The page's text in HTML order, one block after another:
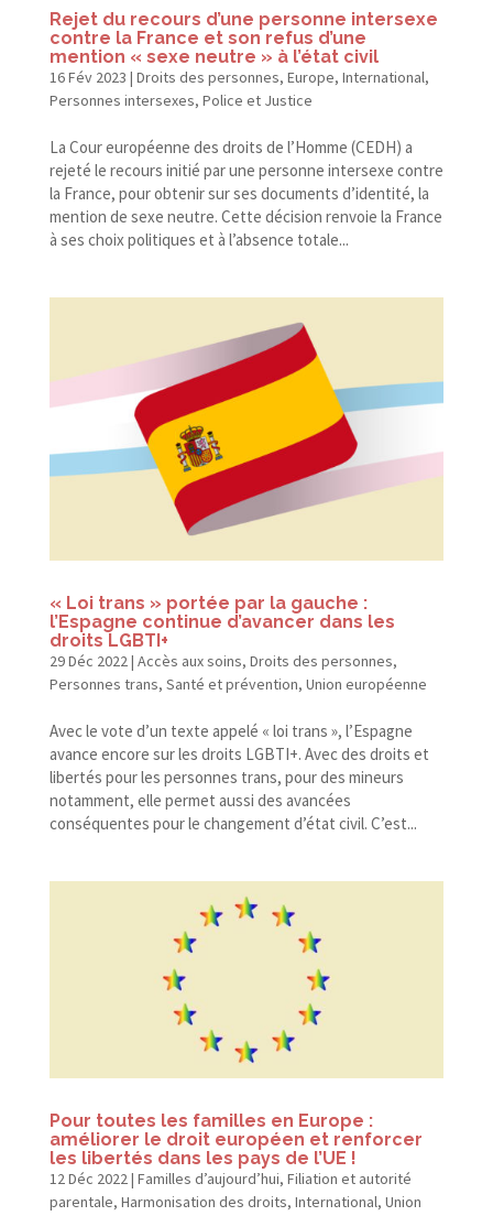
Rejet du recours d’une personne intersexe
contre la France et son refus d’une
mention « sexe neutre » à l’état civil
16 Fév 2023 | Droits des personnes, Europe, International,
Personnes intersexes, Police et Justice
La Cour européenne des droits de l’Homme (CEDH) a
rejeté le recours initié par une personne intersexe contre
la France, pour obtenir sur ses documents d’identité, la
mention de sexe neutre. Cette décision renvoie la France
à ses choix politiques et à l’absence totale...
« Loi trans » portée par la gauche :
l’Espagne continue d’avancer dans les
droits LGBTI+
29 Déc 2022| Accès aux soins, Droits des personnes,
Personnes trans, Santé et prévention, Union européenne
Avec le vote d’un texte appelé « loi trans », l’Espagne
avance encore sur les droits LGBTI+. Avec des droits et
libertés pour les personnes trans, pour des mineurs
notamment, elle permet aussi des avancées
conséquentes pour le changement d’état civil. C’est...
Pour toutes les familles en Europe :
améliorer le droit européen et renforcer
les libertés dans les pays de l’UE !
12 Déc 2022| Familles d’aujourd’hui, Filiation et autorité
parentale, Harmonisation des droits, International, Union